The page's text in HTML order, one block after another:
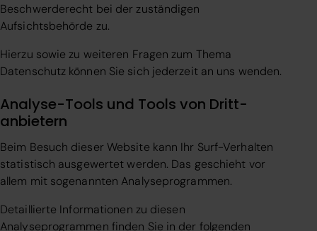
Beschwerderecht bei der zuständigen
Aufsichtsbehörde zu.
Hierzu sowie zu weiteren Fragen zum Thema
Datenschutz können Sie sich jederzeit an uns wenden.
Analyse-Tools und Tools von Dritt­
anbietern
Beim Besuch dieser Website kann Ihr Surf-Verhalten
statistisch ausgewertet werden. Das geschieht vor
allem mit sogenannten Analyseprogrammen.
Detaillierte Informationen zu diesen
Analyseprogrammen finden Sie in der folgenden